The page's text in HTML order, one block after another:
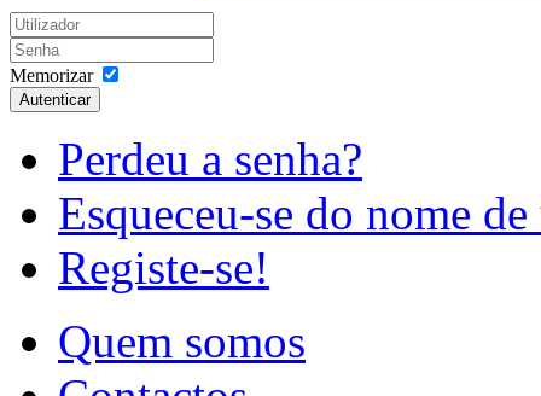
Memorizar
Autenticar
Perdeu a senha?
Esqueceu-se do nome
Registe-se!
Quem somos